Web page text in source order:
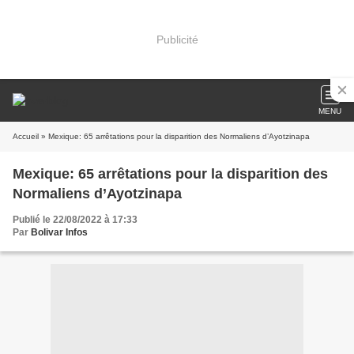
Publicité
MENU
Accueil » Mexique: 65 arrêtations pour la disparition des Normaliens d’Ayotzinapa
Mexique: 65 arrêtations pour la disparition des
Normaliens d’Ayotzinapa
Publié le 22/08/2022 à 17:33
Par Bolivar Infos